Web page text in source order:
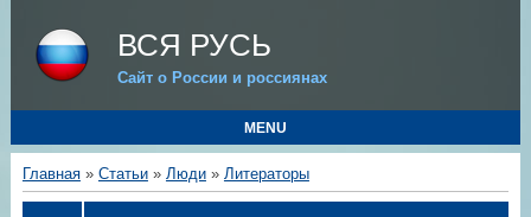
ВСЯ РУСЬ
Сайт о России и россиянах
MENU
Главная» Статьи» Люди» Литераторы